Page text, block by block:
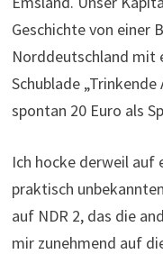
auf NDR 2, das die
mir zunehmend auf
noch unbedingt alle
absuchen, wo wir
mache ich hier
für die Roparun-
Menschen
Hinweis darauf, dass
Rotterdam laufen.